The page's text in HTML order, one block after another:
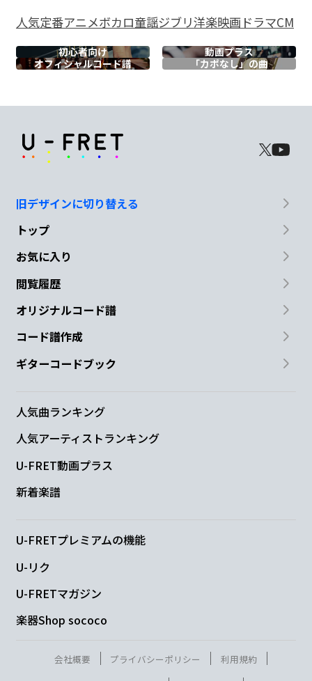
Fm
僕はビルの
C
むこ
G
うの
Am7
空を
C
君がお
C7
しえてくれた
街に うも
小さ なわ
Fm C Fm
C
時々 愛の
Am7
終りの悲
君は見 るけど
C
人気定番アニメボカロ童謡ジブリ洋楽映画ドラマCM
初心者向け
動画プラス
オフィシャルコード譜 「カポなし」の曲
旧デザインに切り替える
トップ
お気に入り
閲覧履歴
オリジナルコード譜
コード譜作成
ギターコードブック
人気曲ランキング
人気アーティストランキング
U-FRET動画プラス
新着楽譜
U-FRETプレミアムの機能
U-リク
U-FRETマガジン
楽器Shop sococo
会社概要 プライバシーポリシー
利用規約